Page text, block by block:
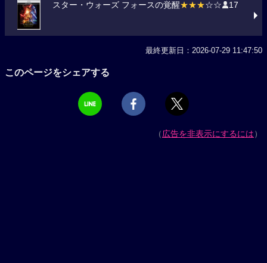
スター・ウォーズ フォースの覚醒★★★☆☆ 17
最終更新日：2026-07-29 11:47:50
このページをシェアする
（広告を非表示にするには）